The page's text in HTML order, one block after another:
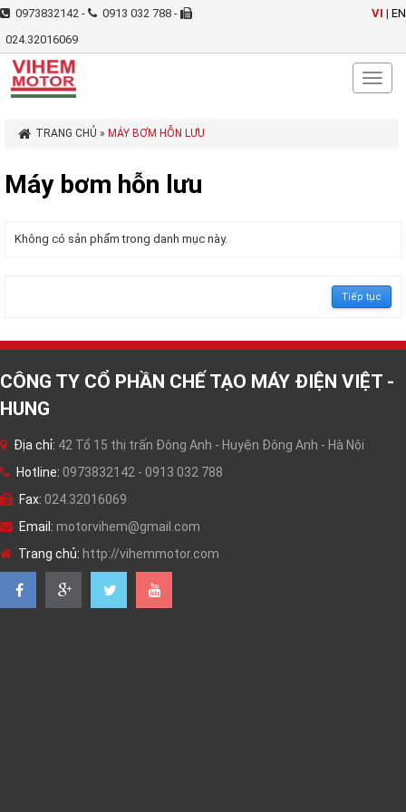
0973832142 -
0913 032 788 -
024.32016069
VI | EN
TRANG CHỦ » MÁY BƠM HỖN LƯU
Máy bơm hỗn lưu
Không có sản phẩm trong danh mục này.
Tiếp tục
CÔNG TY CỔ PHẦN CHẾ TẠO MÁY ĐIỆN VIỆT -
HUNG
Địa chỉ: 42 Tổ 15 thị trấn Đông Anh - Huyện Đông Anh - Hà Nội
Hotline: 0973832142 - 0913 032 788
Fax: 024.32016069
Email: motorvihem@gmail.com
Trang chủ: http://vihemmotor.com